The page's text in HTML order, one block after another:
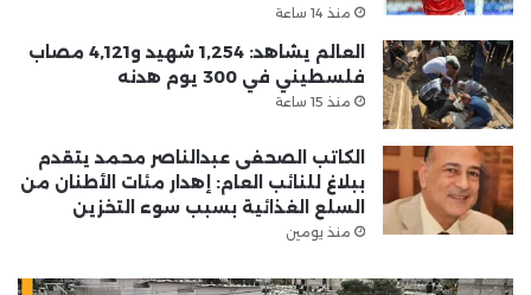
منذ 14 ساعة
العالم يشاهد: 1,254 شهيد و4,121 مصاب
فلسطيني في 300 يوم هدنه
منذ 15 ساعة
الكاتب الصحفى عبدالناصر محمد يتقدم
ببلاغ للنائب العام: إهدار مئات الأطنان من
السلع الغذائية بسبب سوء التخزين
منذ يومين